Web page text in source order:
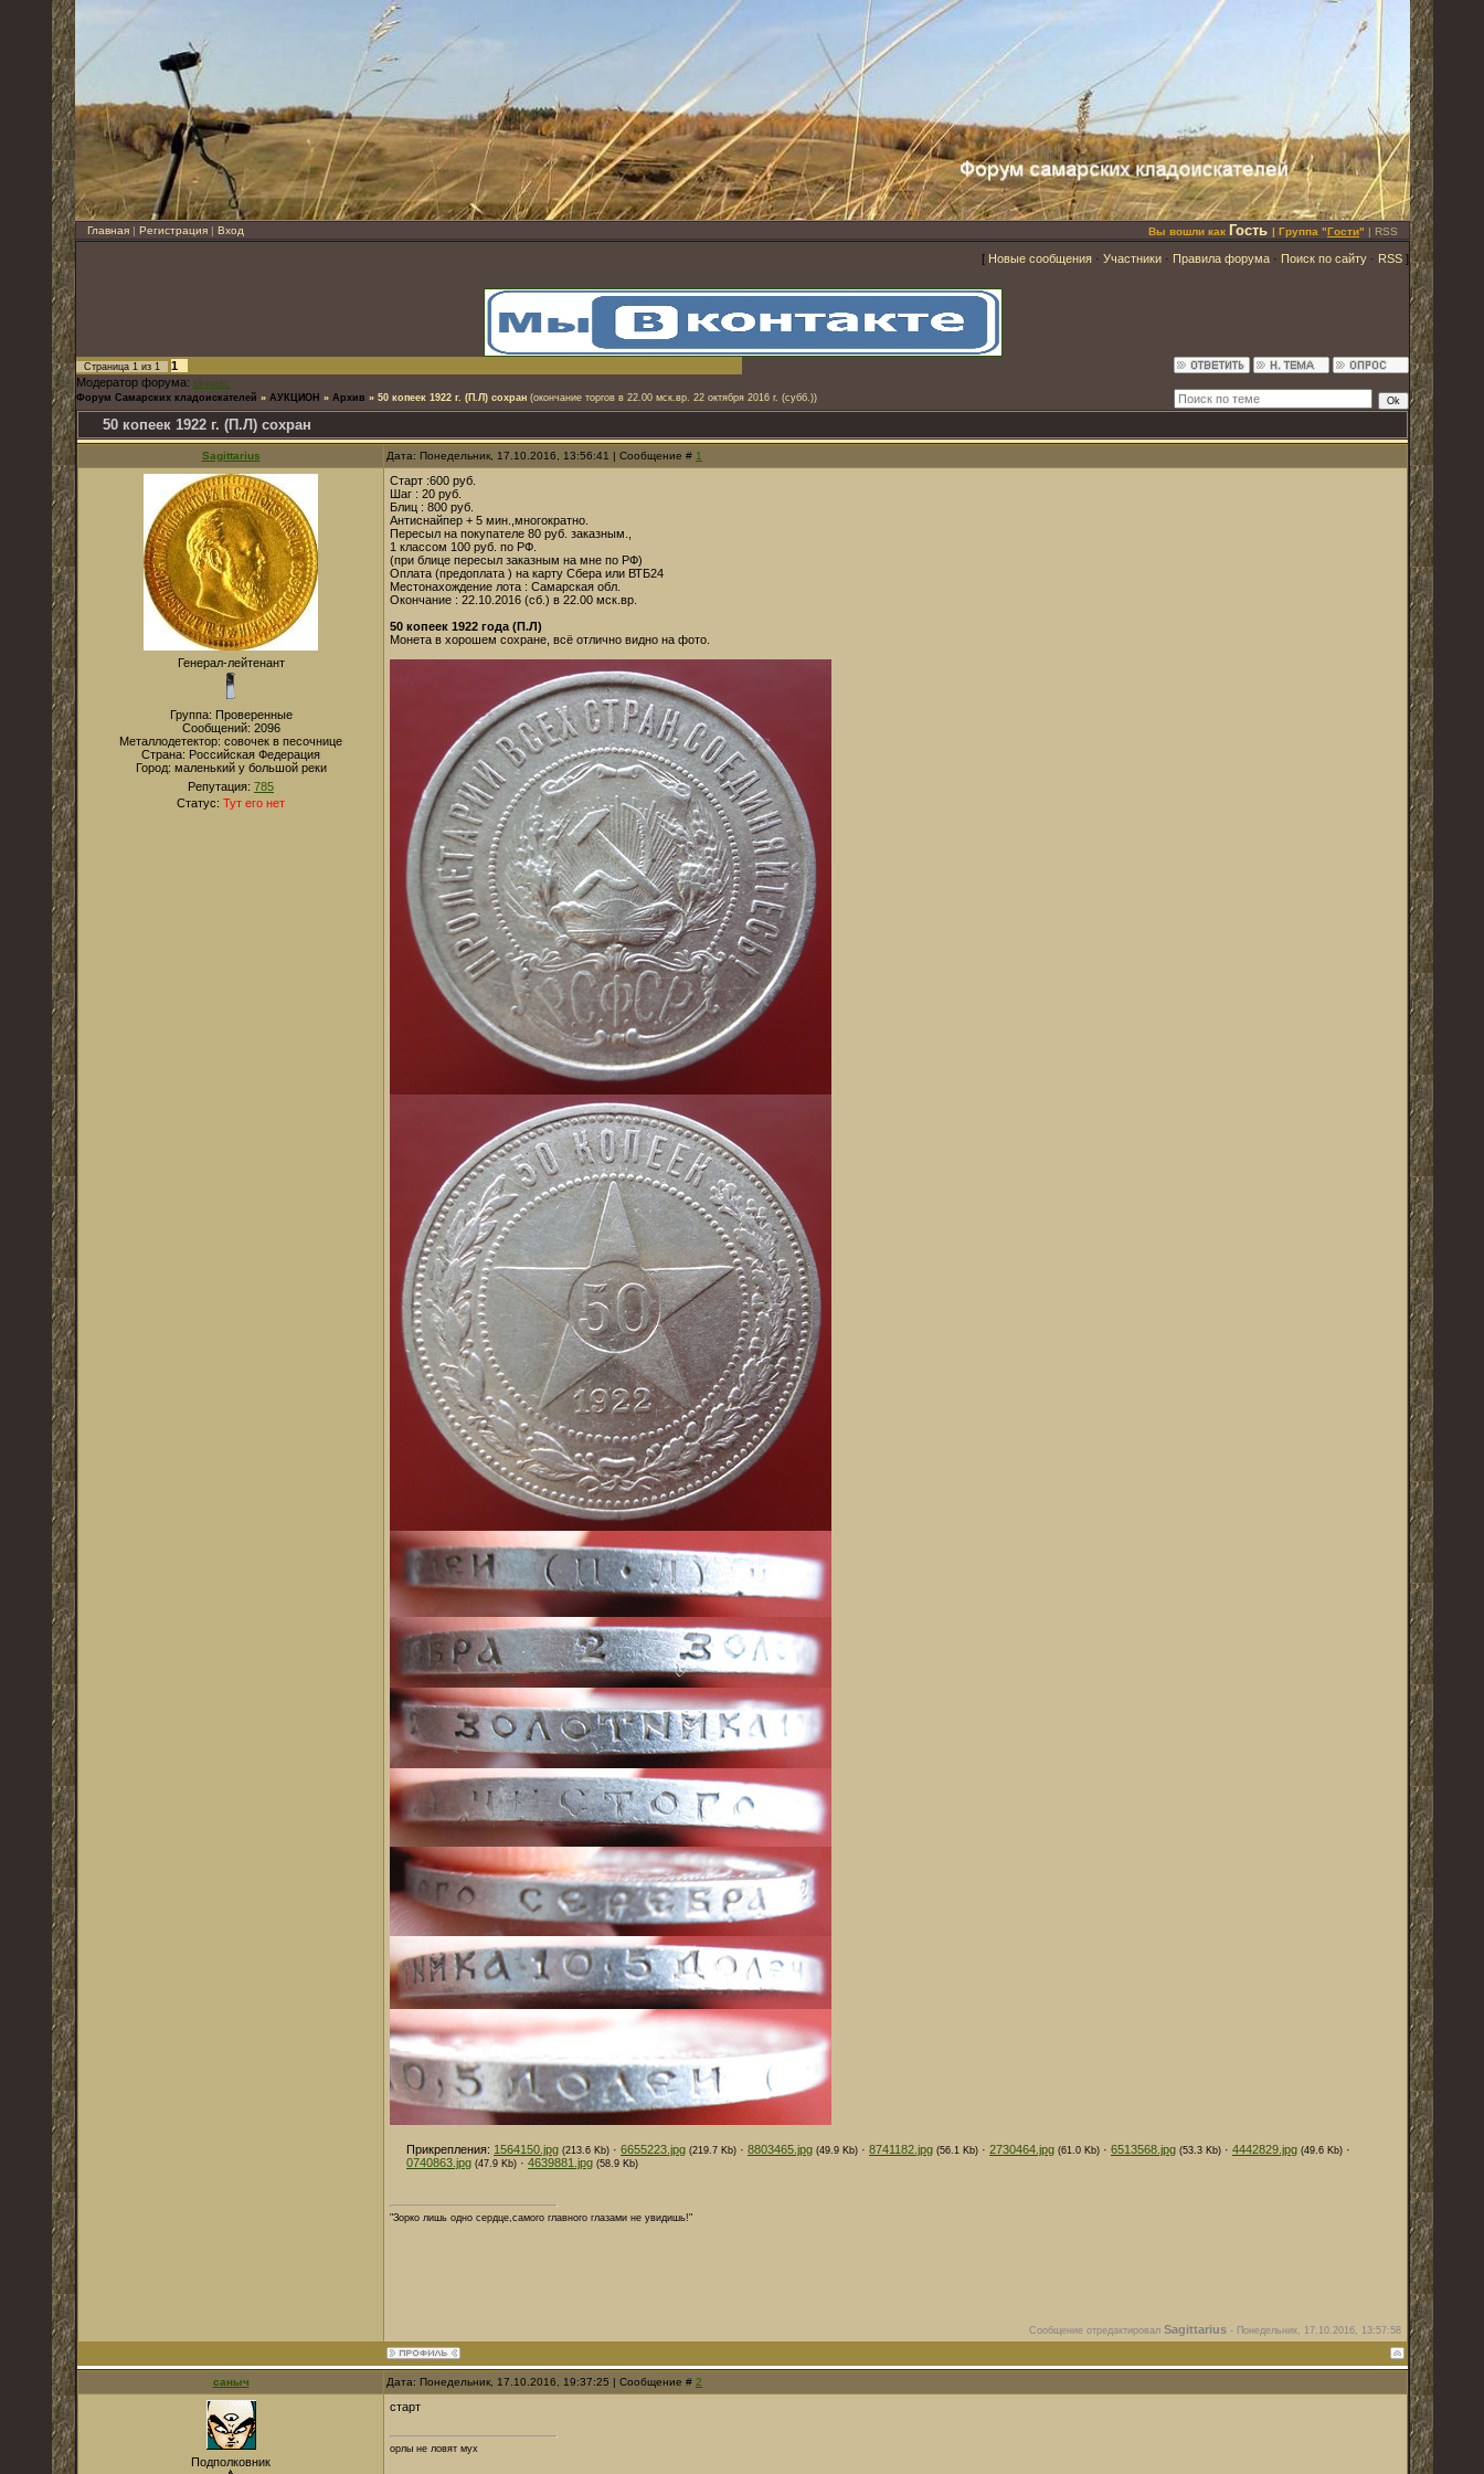
Главная | Регистрация | Вход Вы вошли как Гость | Группа "Гости" | RSS
[ Новые сообщения · Участники · Правила форума · Поиск по сайту · RSS ]
Страница 1 из 1
1
Модератор форума: skvorec
Форум Самарских кладоискателей » АУКЦИОН » Архив » 50 копеек 1922 г. (П.Л) сохран (окончание торгов в 22.00 мск.вр. 22 октября 2016 г. (субб.))
50 копеек 1922 г. (П.Л) сохран
Sagittarius Дата: Понедельник, 17.10.2016, 13:56:41 | Сообщение # 1
Генерал-лейтенант
Группа: Проверенные
Сообщений: 2096
Металлодетектор: совочек в песочнице
Страна: Российская Федерация
Город: маленький у большой реки
Репутация: 785
Статус: Тут его нет
Старт :600 руб.
Шаг : 20 руб.
Блиц : 800 руб.
Антиснайпер + 5 мин.,многократно.
Пересыл на покупателе 80 руб. заказным.,
1 классом 100 руб. по РФ.
(при блице пересыл заказным на мне по РФ)
Оплата (предоплата ) на карту Сбера или ВТБ24
Местонахождение лота : Самарская обл.
Окончание : 22.10.2016 (сб.) в 22.00 мск.вр.
50 копеек 1922 года (П.Л)
Монета в хорошем сохране, всё отлично видно на фото.
Прикрепления: 1564150.jpg (213.6 Kb) · 6655223.jpg (219.7 Kb) · 8803465.jpg (49.9 Kb) · 8741182.jpg (56.1 Kb) · 2730464.jpg (61.0 Kb) · 6513568.jpg (53.3 Kb) · 4442829.jpg (49.6 Kb) ·
0740863.jpg (47.9 Kb) · 4639881.jpg (58.9 Kb)
"Зорко лишь одно сердце,самого главного глазами не увидишь!"
Сообщение отредактировал Sagittarius - Понедельник, 17.10.2016, 13:57:58
саныч Дата: Понедельник, 17.10.2016, 19:37:25 | Сообщение # 2
Подполковник
старт
орлы не ловят мух